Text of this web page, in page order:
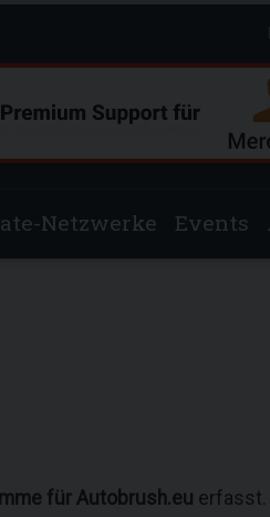
Netzwerke Events
für Autobrush.eu erfasst.